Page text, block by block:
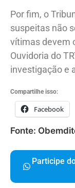
Por fim, o
suspeitas não
vítimas devem
Ouvidoria do
investigação e
Compartilhe isso:
Facebook
Fonte:
Participe